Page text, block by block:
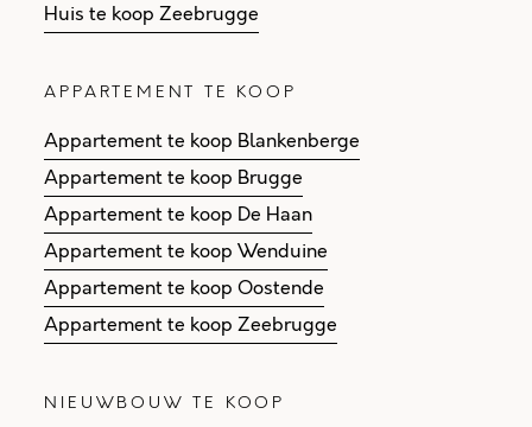
Huis te koop Zeebrugge
APPARTEMENT TE KOOP
Appartement te koop Blankenberge
Appartement te koop Brugge
Appartement te koop De Haan
Appartement te koop Wenduine
Appartement te koop Oostende
Appartement te koop Zeebrugge
NIEUWBOUW TE KOOP